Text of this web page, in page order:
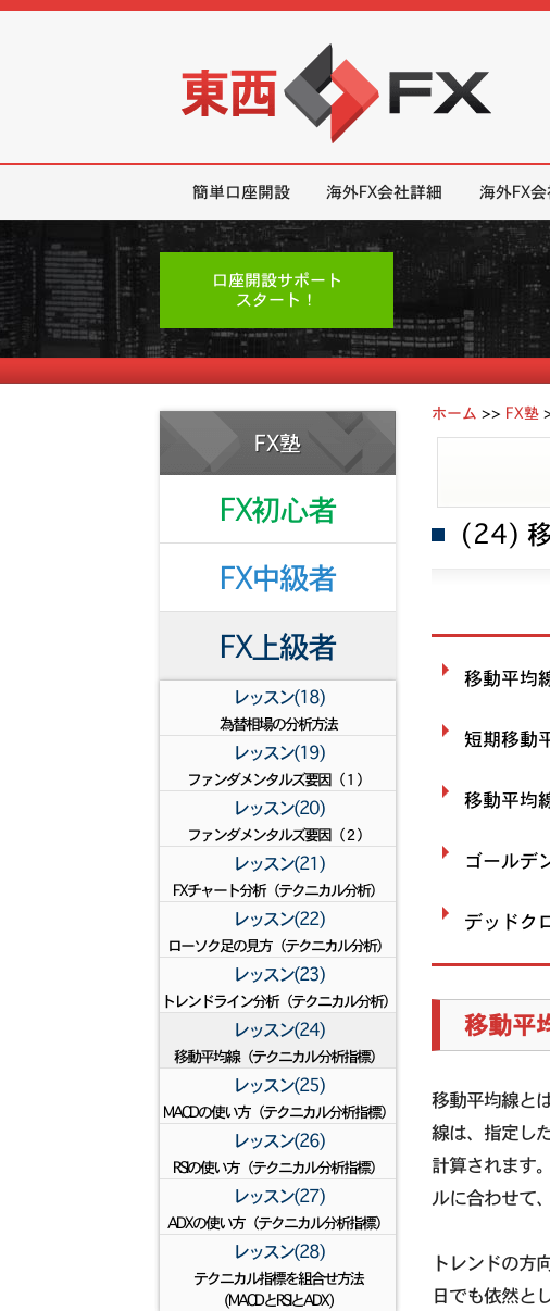
簡単口座開設 海外FX会社詳細 海外FX
口座開設サポート
スタート！
FX塾
FX初心者
FX中級者
FX上級者
レッスン(18)
為替相場の分析方法
レッスン(19)
ファンダメンタルズ要因（１）
レッスン(20)
ファンダメンタルズ要因（２）
レッスン(21)
FXチャート分析（テクニカル分析）
レッスン(22)
ローソク足の見方（テクニカル分析）
レッスン(23)
トレンドライン分析（テクニカル分析）
レッスン(24)
移動平均線（テクニカル分析指標）
レッスン(25)
MACDの使い方（テクニカル分析指標）
レッスン(26)
RSIの使い方（テクニカル分析指標）
レッスン(27)
ADXの使い方（テクニカル分析指標）
レッスン(28)
テクニカル指標を組合せ方法
(MACDとRSIとADX)
ホーム >> FX塾
(24) 移
移動平均
短期移動
移動平均
ゴールデ
デッドク
移動平
移動平均線と
線は、指定し
計算されます
ルに合わせて
トレンドの方
日でも依然と